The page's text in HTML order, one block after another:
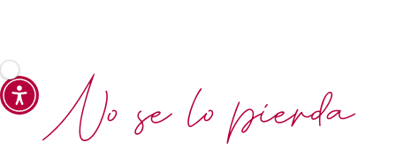
No se lo pierda